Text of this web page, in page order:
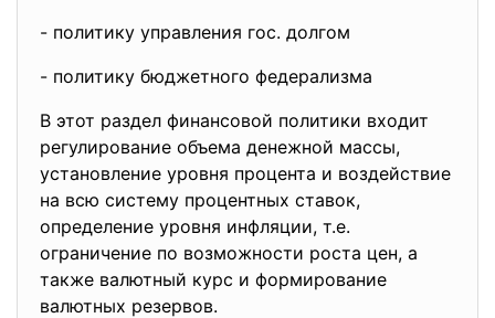
- политику управления гос. долгом
- политику бюджетного федерализма
В этот раздел финансовой политики входит
регулирование объема денежной массы,
установление уровня процента и воздействие
на всю систему процентных ставок,
определение уровня инфляции, т.е.
ограничение по возможности роста цен, а
также валютный курс и формирование
валютных резервов.